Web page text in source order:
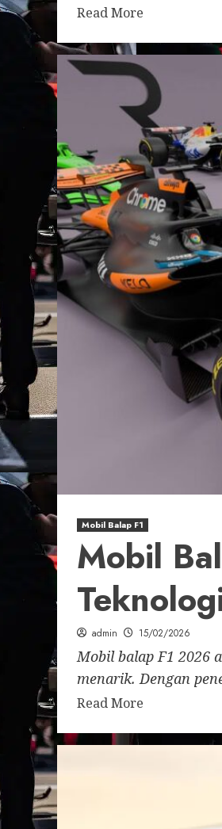
Read More
Mobil Balap F1
Mobil
admin 15/02/2026
Mobil balap F1 2026
menarik. Dengan
Read More